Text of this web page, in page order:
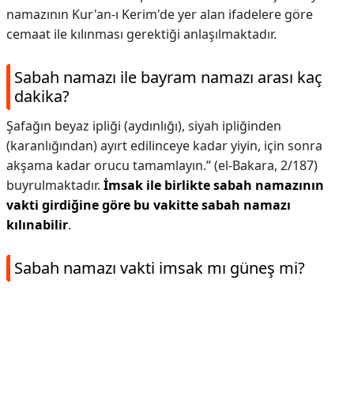
namazının Kur'an-ı Kerim'de yer alan ifadelere göre
cemaat ile kılınması gerektiği anlaşılmaktadır.
Sabah namazı ile bayram namazı arası kaç
dakika?
Şafağın beyaz ipliği (aydınlığı), siyah ipliğinden
(karanlığından) ayırt edilinceye kadar yiyin, için sonra
akşama kadar orucu tamamlayın.” (el-Bakara, 2/187)
buyrulmaktadır. İmsak ile birlikte sabah namazının
vakti girdiğine göre bu vakitte sabah namazı
kılınabilir.
Sabah namazı vakti imsak mı güneş mi?